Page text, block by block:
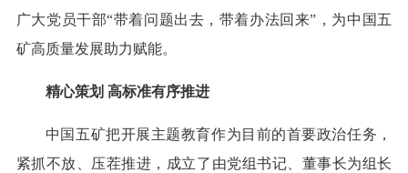
广大党员干部“带着问题出去，带着办法回来”，为中国五
矿高质量发展助力赋能。
精心策划 高标准有序推进
中国五矿把开展主题教育作为目前的首要政治任务，
紧抓不放、压茬推进，成立了由党组书记、董事长为组长